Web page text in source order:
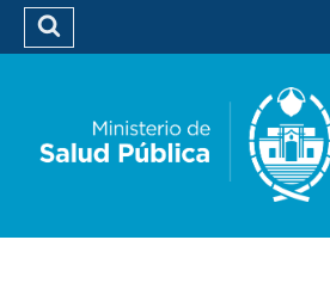
Biblioteca
Buscar